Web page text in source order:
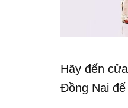
Hãy đến
Đồng Nai